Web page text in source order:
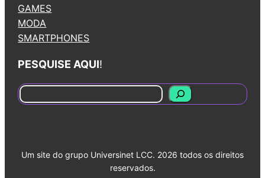
GAMES
MODA
SMARTPHONES
PESQUISE AQUI!
S
e
cUm site do grupo Universinet LCC. 2026 todos os direitos
reservados.